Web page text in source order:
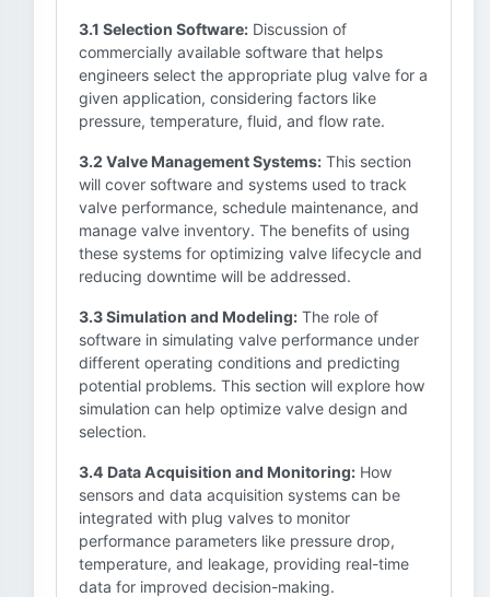
3.1 Selection Software: Discussion of
commercially available software that helps
engineers select the appropriate plug valve for a
given application, considering factors like
pressure, temperature, fluid, and flow rate.
3.2 Valve Management Systems: This section
will cover software and systems used to track
valve performance, schedule maintenance, and
manage valve inventory. The benefits of using
these systems for optimizing valve lifecycle and
reducing downtime will be addressed.
3.3 Simulation and Modeling: The role of
software in simulating valve performance under
different operating conditions and predicting
potential problems. This section will explore how
simulation can help optimize valve design and
selection.
3.4 Data Acquisition and Monitoring: How
sensors and data acquisition systems can be
integrated with plug valves to monitor
performance parameters like pressure drop,
temperature, and leakage, providing real-time
data for improved decision-making.